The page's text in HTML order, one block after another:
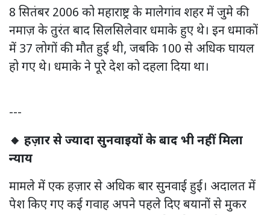
8 सितंबर 2006 को महाराष्ट्र के मालेगांव शहर में जुमे की
नमाज़ के तुरंत बाद सिलसिलेवार धमाके हुए थे। इन धमाकों
में 37 लोगों की मौत हुई थी, जबकि 100 से अधिक घायल
हो गए थे। धमाके ने पूरे देश को दहला दिया था।
---
🔸 हज़ार से ज्यादा सुनवाइयों के बाद भी नहीं मिला
न्याय
मामले में एक हज़ार से अधिक बार सुनवाई हुई। अदालत में
पेश किए गए कई गवाह अपने पहले दिए बयानों से मुकर